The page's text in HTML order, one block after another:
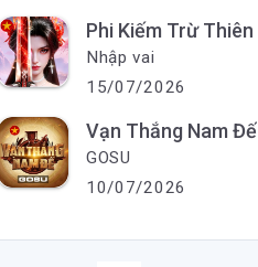
Nhập vai
15/07/2026
Vạn Thắng Nam Đế
GOSU
10/07/2026